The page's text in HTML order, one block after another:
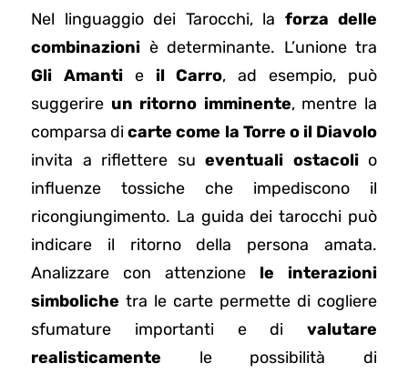
Nel linguaggio dei Tarocchi, la forza delle
combinazioni è determinante. L’unione tra
Gli Amantie il Carro, ad esempio, può
suggerire un ritorno imminente, mentre la
comparsa dicarte come la Torre o il Diavolo
invita a riflettere su eventuali ostacolio
influenze tossiche che impediscono il
ricongiungimento. La guida dei tarocchi può
indicare il ritorno della persona amata.
Analizzare con attenzione le interazioni
simboliche tra le carte permette di cogliere
sfumature importanti e di valutare
realisticamente le possibilità di